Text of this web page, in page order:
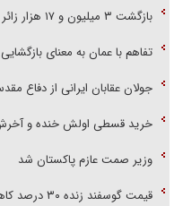
بازگشت ۳ میلیون و ۱۷ هزار زائر اربعین به کشور
تفاهم با عمان به معنای
جولان عقابان ایرانی از دفاع
خرید قسطی اولش خنده و
وزیر صمت عازم پاکستان شد
قیمت گوسفند زنده ۳۰ درصد کاهش یافت؛ گوشت ارزان نشد